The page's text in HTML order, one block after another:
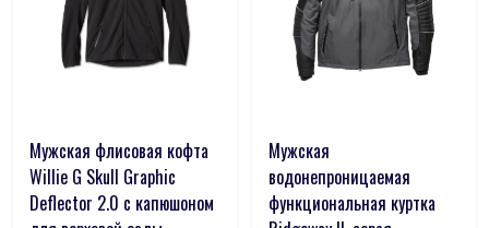
Мужская флисовая кофта
Willie G Skull Graphic
Deflector 2.0 с капюшоном
Мужская
водонепроницаемая
функциональная куртка